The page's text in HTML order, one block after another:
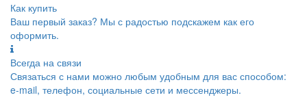
Как купить
Ваш первый заказ? Мы с радостью подскажем как его
оформить.
Всегда на связи
Связаться с нами можно любым удобным для вас способом:
e-mail, телефон, социальные сети и мессенджеры.